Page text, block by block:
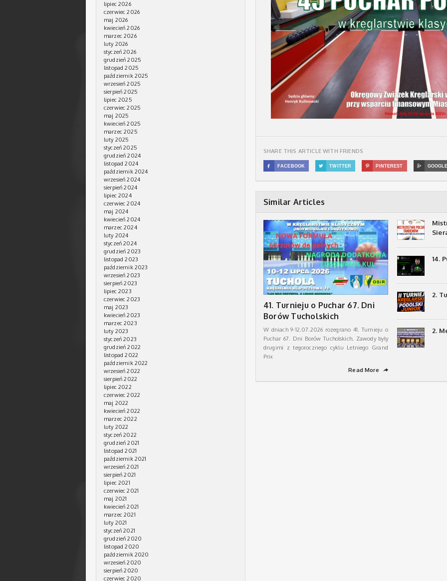
SHARE THIS ARTICLE WITH FRIENDS
 FACEBOOK  TWITTER  PINTEREST 
Similar Articles
41. Turnieju o Puchar 67. Dni
Borów Tucholskich
W dniach 9-12.07.2026 rozegrano 41. Turnieju o
Puchar 67. Dni Borów Tucholskich. Zawody były
drugimi z tegorocznego cyklu Letniego Grand
Prix
Read More
➦
14.
2.
2.
lipiec 2026
czerwiec 2026
maj 2026
kwiecień 2026
marzec 2026
luty 2026
styczeń 2026
grudzień 2025
listopad 2025
październik 2025
wrzesień 2025
sierpień 2025
lipiec 2025
czerwiec 2025
maj 2025
kwiecień 2025
marzec 2025
luty 2025
styczeń 2025
grudzień 2024
listopad 2024
październik 2024
wrzesień 2024
sierpień 2024
lipiec 2024
czerwiec 2024
maj 2024
kwiecień 2024
marzec 2024
luty 2024
styczeń 2024
grudzień 2023
listopad 2023
październik 2023
wrzesień 2023
sierpień 2023
lipiec 2023
czerwiec 2023
maj 2023
kwiecień 2023
marzec 2023
luty 2023
styczeń 2023
grudzień 2022
listopad 2022
październik 2022
wrzesień 2022
sierpień 2022
lipiec 2022
czerwiec 2022
maj 2022
kwiecień 2022
marzec 2022
luty 2022
styczeń 2022
grudzień 2021
listopad 2021
październik 2021
wrzesień 2021
sierpień 2021
lipiec 2021
czerwiec 2021
maj 2021
kwiecień 2021
marzec 2021
luty 2021
styczeń 2021
grudzień 2020
listopad 2020
październik 2020
wrzesień 2020
sierpień 2020
czerwiec 2020